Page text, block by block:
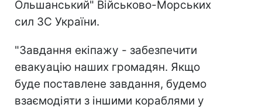
Ольшанський" Військово-Морських
сил ЗС України.
"Завдання екіпажу - забезпечити
евакуацію наших громадян. Якщо
буде поставлене завдання, будемо
взаємодіяти з іншими кораблями у